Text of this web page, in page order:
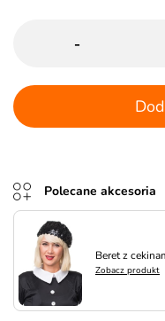
-
Polecane akcesoria
Beret z
Zobacz produkt